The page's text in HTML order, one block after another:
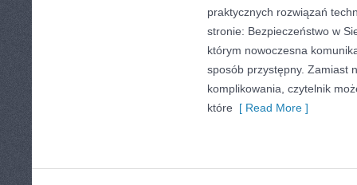
praktycznych rozwiązań
stronie: Bezpieczeństwo w
którym nowoczesna
sposób przystępny. Zamiast
komplikowania, czytelnik
które [ Read More ]